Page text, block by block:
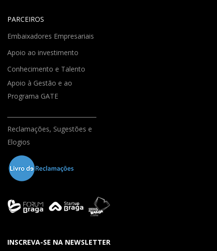
PARCEIROS
Embaixadores Empresariais
Apoio ao investimento
Conhecimento e Talento
Apoio à Gestão e ao
Programa GATE
Reclamações, Sugestões e
Elogios
INSCREVA-SE NA NEWSLETTER